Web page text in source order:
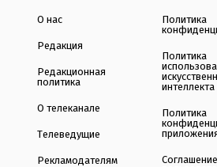
О нас
Редакция
Редакционная
политика
О телеканале
Телеведущие
Рекламодателям
Политика
Политика
интеллекта
Политика
Соглашение